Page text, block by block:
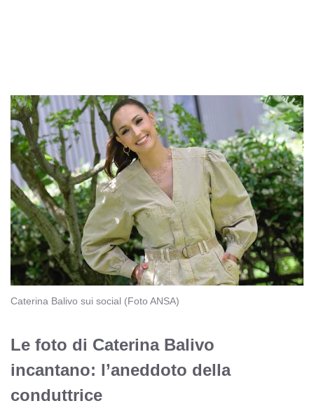
Caterina Balivo sui social (Foto ANSA)
Le foto di Caterina Balivo
incantano: l’aneddoto della
conduttrice